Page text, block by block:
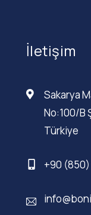
İletişim
Sakarya
No:100/B
Türkiye
+90 (850)